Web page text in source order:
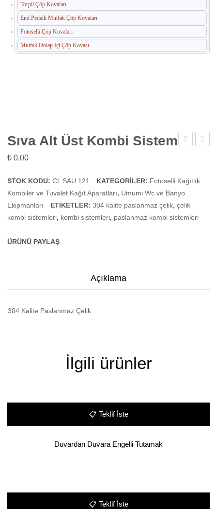
Torpil Çöp Kovaları
End.Pedallı Mutfak Çöp Kovaları
Fotoselli Çöp Kovaları
Mutfak Dolap İçi Çöp Kovası
Kombi
Sistem
Sıva Alt Üst Kombi Sistem
₺ 0,00
STOK KODU: CL SAU 121 KATEGORILER: Fotoselli Kağıtlık
Kombiler ve Tuvalet Kağıt Aparatları, Umumi Wc ve Banyo
Ekipmanları
ETIKETLER: 304 kalite paslanmaz çelik, çelik
kombi sistemleri, kombi sistemleri, paslanmaz kombi sistemleri
ÜRÜNÜ PAYLAŞ
Açıklama
304 Kalite Paslanmaz Çelik
İlgili ürünler
📋 Teklif İste
Duvardan Duvara Engelli Tutamak
📋 Teklif İste